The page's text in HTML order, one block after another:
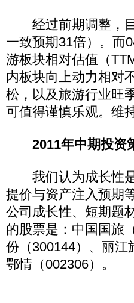
经过前期调整，目
一致预期31倍）。而
游板块相对估值（
内板块向上动力相对
松，以及旅游行业旺
可值得谨慎乐观。维
2011年中期投资
我们认为成长性是
提价与资产注入预期
公司成长性、短期题
的股票是：中国国旅
份（300144）、丽江
鄂情（002306）。